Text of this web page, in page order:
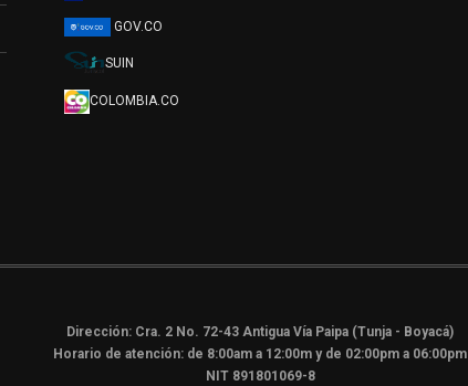
GOV.CO
SUIN
COLOMBIA.CO
Dirección: Cra. 2 No. 72-43 Antigua Vía Paipa (Tunja - Boyacá)
Horario de atención: de 8:00am a 12:00m y de 02:00pm a 06:00pm
NIT 891801069-8